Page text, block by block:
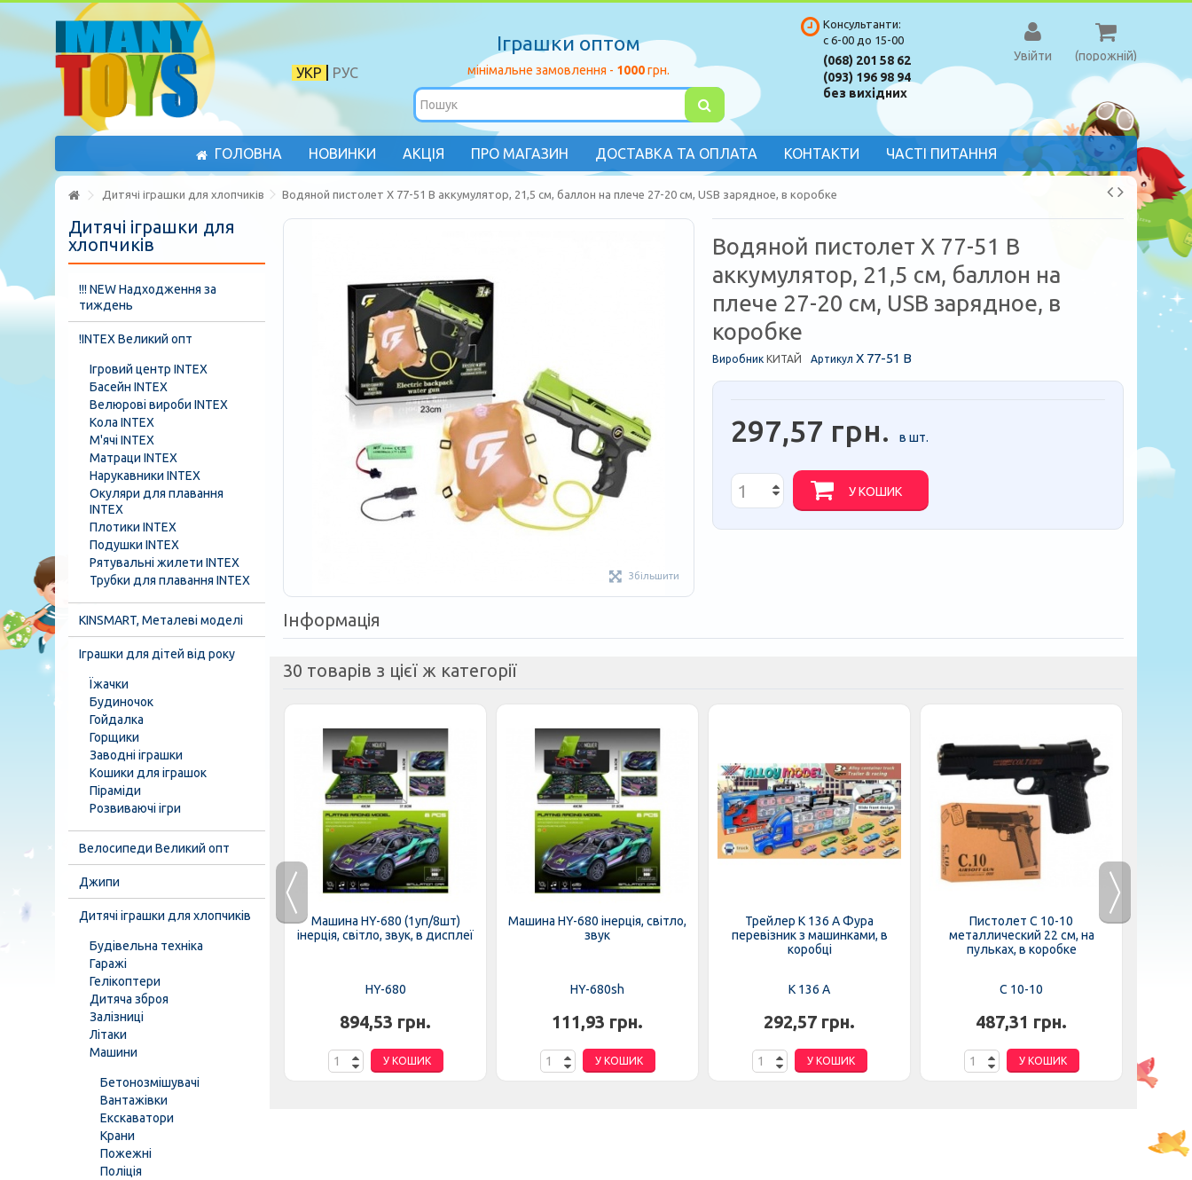
РУС
УКР
Іграшки оптом
мінімальне замовлення - 1000грн.
(порожній)
Увійти
Консультанти:
с 6-00 до 15-00
(068) 201 58 62
(093) 196 98 94
без вихідних
ГОЛОВНА НОВИНКИ АКЦІЯ ПРО МАГАЗИН ДОСТАВКА ТА ОПЛАТА КОНТАКТИ ЧАСТІ ПИТАННЯ
Дитячі іграшки для хлопчиків Водяной пистолет X 77-51 B аккумулятор, 21,5 см, баллон на плече 27-20 см, USB зарядное, в коробке
Збільшити
Водяной пистолет X 77-51 B
аккумулятор, 21,5 см, баллон на
плече 27-20 см, USB зарядное, в
коробке
Виробник КИТАЙ Артикул X 77-51 B
297,57 грн. в шт.
У КОШИК
Інформація
30 товарів з цієї ж категорії
A 2266 G-1-2-3
242,06 грн.
Машина HY-680 (1уп/8шт)
інерція, світло, звук, в дисплеї
HY-680
894,53 грн.
У КОШИК
Машина HY-680 інерція, світло,
звук
HY-680sh
111,93 грн.
У КОШИК
Трейлер K 136 A Фура
перевізник з машинками, в
коробці
K 136 A
292,57 грн.
У КОШИК
Пистолет C 10-10
металлический 22 см, на
пульках, в коробке
C 10-10
487,31 грн.
У КОШИК
Дитячі іграшки для
хлопчиків
!!! NEW Надходження за
тиждень
!INTEX Великий опт
Ігровий центр INTEX
Басейн INTEX
Велюрові вироби INTEX
Кола INTEX
М'ячі INTEX
Матраци INTEX
Нарукавники INTEX
Окуляри для плавання
INTEX
Плотики INTEX
Подушки INTEX
Рятувальні жилети INTEX
Трубки для плавання INTEX
KINSMART, Металеві моделі
Іграшки для дітей від року
Їжачки
Будиночок
Гойдалка
Горщики
Заводні іграшки
Кошики для іграшок
Піраміди
Розвиваючі ігри
Велосипеди Великий опт
Джипи
Дитячі іграшки для хлопчиків
Будівельна техніка
Гаражі
Гелікоптери
Дитяча зброя
Залізниці
Літаки
Машини
Бетонозмішувачі
Вантажівки
Екскаватори
Крани
Пожежні
Поліція